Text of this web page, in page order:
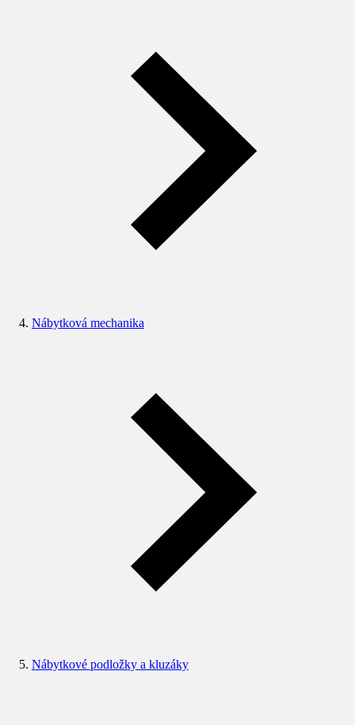
Nábytková mechanika
Nábytkové podložky a kluzáky